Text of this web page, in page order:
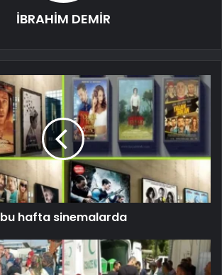
İBRAHİM DEMİR
bu hafta sinemalarda